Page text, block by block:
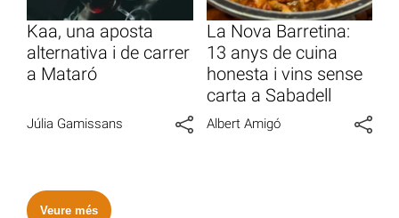
Kaa, una aposta
alternativa i de carrer
a Mataró
Júlia Gamissans
La Nova Barretina:
13 anys de cuina
honesta i vins sense
carta a Sabadell
Albert Amigó
Veure més